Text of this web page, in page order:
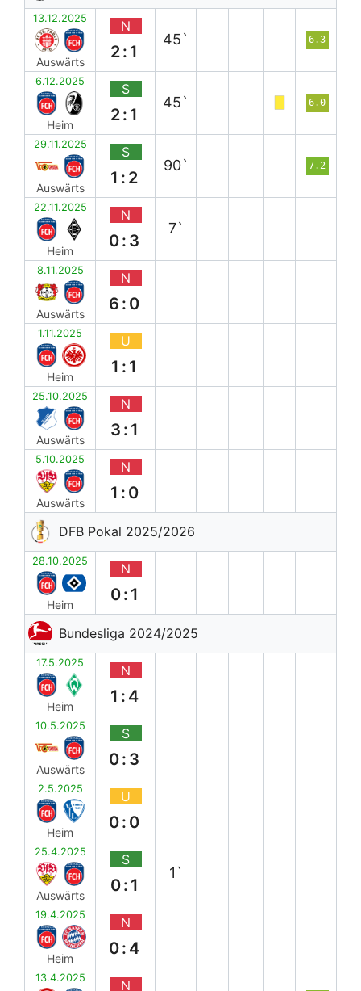
13.12.2025
Auswärts
N
2:1
45` 6.3
6.12.2025
Heim
S
2:1
45` 6.0
29.11.2025
Auswärts
S
1:2
90` 7.2
22.11.2025
Heim
N
0:3
7`
8.11.2025
Auswärts
N
6:0
1.11.2025
Heim
U
1:1
25.10.2025
Auswärts
N
3:1
5.10.2025
Auswärts
N
1:0
DFB Pokal 2025/2026
28.10.2025
Heim
N
0:1
Bundesliga 2024/2025
17.5.2025
Heim
N
1:4
10.5.2025
Auswärts
S
0:3
2.5.2025
Heim
U
0:0
25.4.2025
Auswärts
S
0:1
1`
19.4.2025
Heim
N
0:4
13.4.2025 N